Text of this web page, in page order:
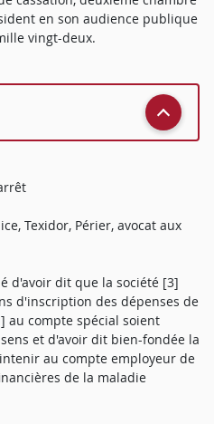
en son audience publique
vingt-deux.
Texidor, Périer, avocat aux
d'avoir dit que la société [3]
d'inscription des dépenses de
au compte spécial soient
et d'avoir dit bien-fondée la
au compte employeur de
de la maladie